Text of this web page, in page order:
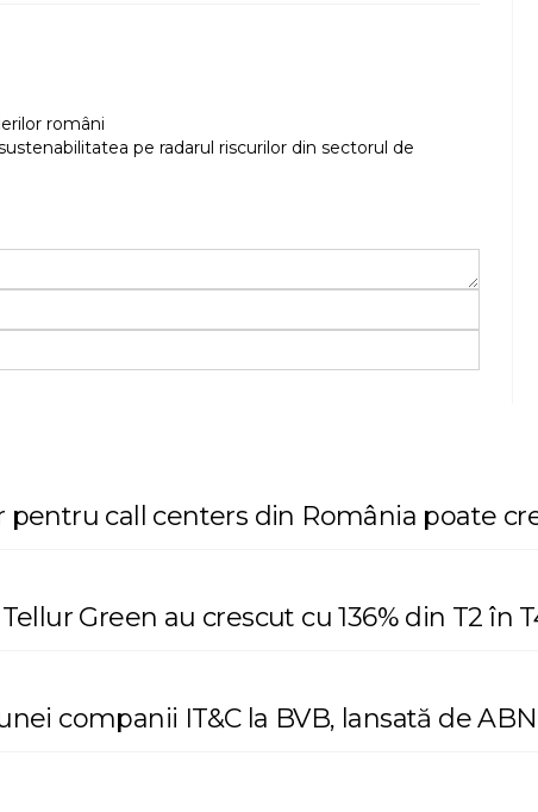
români
pe radarul riscurilor din sectorul de
call centers din România poate
Green au crescut cu 136% din T2 în
companii IT&C la BVB, lansată de